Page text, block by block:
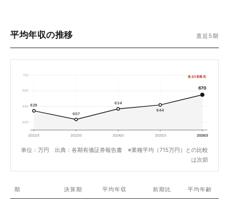
平均年収の推移 直近5期
720
680
640
600
629
607
634
644
670
過去5期最高
2022/3 2023/3 2024/3 2025/3 2026/3
単位：万円 出典：各期有価証券報告書 ※業種平均（715万円）との比較
は次節
期 決算期 平均年収 前期比 平均年齢